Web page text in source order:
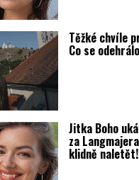
Těžké chvíle
Co se
Jitka Boho
za
klidně naletět!